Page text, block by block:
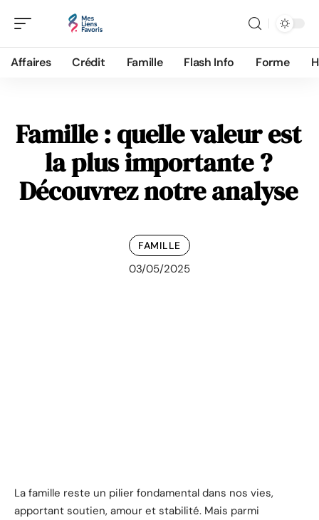
Affaires Crédit Famille Flash Info Forme
Famille : quelle valeur est
la plus importante ?
Découvrez notre analyse
FAMILLE
03/05/2025
La famille reste un pilier fondamental dans nos vies,
apportant soutien, amour et stabilité. Mais parmi